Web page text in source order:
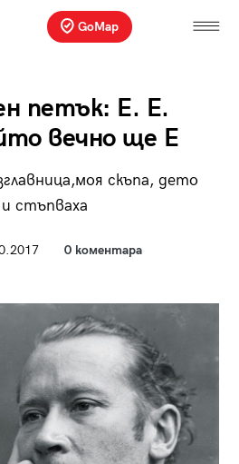
GoMap
петък: Е. Е.
вечно ще Е
скъпа, дето
стъпваха
0 коментара